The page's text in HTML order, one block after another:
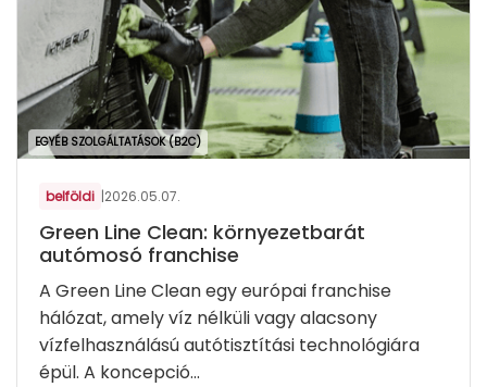
EGYÉB SZOLGÁLTATÁSOK (B2C)
belföldi |2026.05.07.
Green Line Clean: környezetbarát
autómosó franchise
A Green Line Clean egy európai franchise
hálózat, amely víz nélküli vagy alacsony
vízfelhasználású autótisztítási technológiára
épül. A koncepció...